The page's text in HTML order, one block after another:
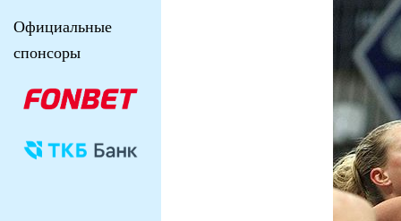
Официальные
спонсоры